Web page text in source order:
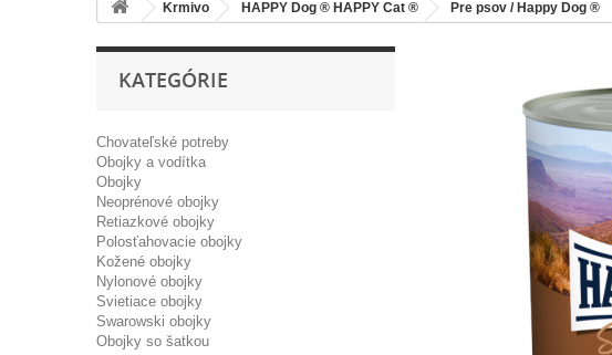
Krmivo HAPPY Dog ® HAPPY Cat ® Pre psov / Happy Dog ®
KATEGÓRIE
Chovateľské potreby
Obojky a vodítka
Obojky
Neoprénové obojky
Retiazkové obojky
Polosťahovacie obojky
Kožené obojky
Nylonové obojky
Svietiace obojky
Swarowski obojky
Obojky so šatkou